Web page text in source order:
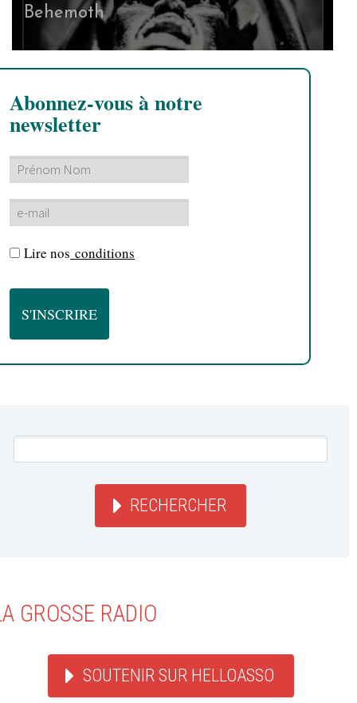
Behemoth
Abonnez-vous à notre
newsletter
Lire nos conditions
RECHERCHER
GROSSE RADIO
SOUTENIR SUR HELLOASSO